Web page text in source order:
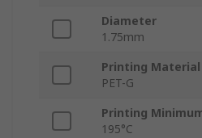
Diameter
1.75mm
Printing Material
PET-G
Printing
195°C